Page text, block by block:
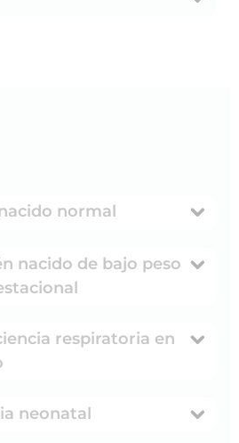
normal
nacido de bajo peso
respiratoria en
neonatal